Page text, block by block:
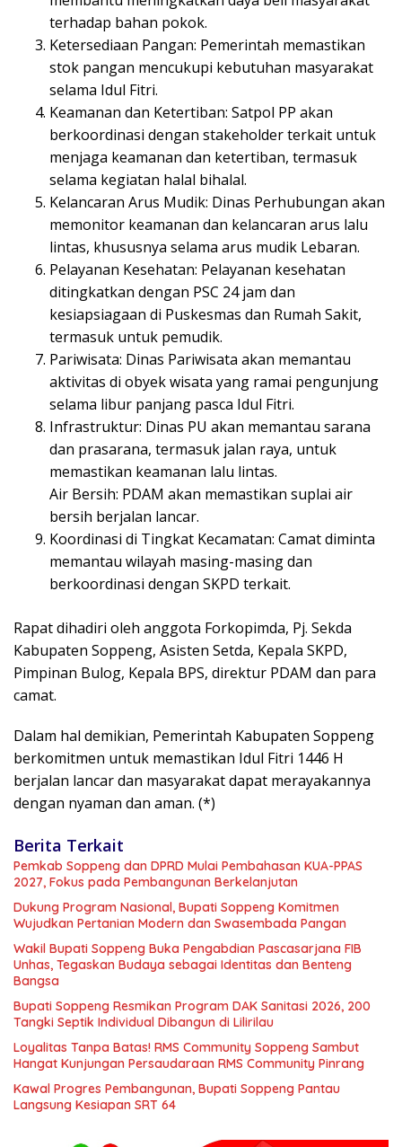
terhadap bahan pokok.
Ketersediaan Pangan: Pemerintah memastikan
stok pangan mencukupi kebutuhan masyarakat
selama Idul Fitri.
Keamanan dan Ketertiban: Satpol PP akan
berkoordinasi dengan stakeholder terkait untuk
menjaga keamanan dan ketertiban, termasuk
selama kegiatan halal bihalal.
Kelancaran Arus Mudik: Dinas Perhubungan akan
memonitor keamanan dan kelancaran arus lalu
lintas, khususnya selama arus mudik Lebaran.
Pelayanan Kesehatan: Pelayanan kesehatan
ditingkatkan dengan PSC 24 jam dan
kesiapsiagaan di Puskesmas dan Rumah Sakit,
termasuk untuk pemudik.
Pariwisata: Dinas Pariwisata akan memantau
aktivitas di obyek wisata yang ramai pengunjung
selama libur panjang pasca Idul Fitri.
Infrastruktur: Dinas PU akan memantau sarana
dan prasarana, termasuk jalan raya, untuk
memastikan keamanan lalu lintas.
Air Bersih: PDAM akan memastikan suplai air
bersih berjalan lancar.
Koordinasi di Tingkat Kecamatan: Camat diminta
memantau wilayah masing-masing dan
berkoordinasi dengan SKPD terkait.
Rapat dihadiri oleh anggota Forkopimda, Pj. Sekda
Kabupaten Soppeng, Asisten Setda, Kepala SKPD,
Pimpinan Bulog, Kepala BPS, direktur PDAM dan para
camat.
Dalam hal demikian, Pemerintah Kabupaten Soppeng
berkomitmen untuk memastikan Idul Fitri 1446 H
berjalan lancar dan masyarakat dapat merayakannya
dengan nyaman dan aman. (*)
Berita Terkait
Pemkab Soppeng dan DPRD Mulai Pembahasan KUA-PPAS
2027, Fokus pada Pembangunan Berkelanjutan
Dukung Program Nasional, Bupati Soppeng Komitmen
Wujudkan Pertanian Modern dan Swasembada Pangan
Wakil Bupati Soppeng Buka Pengabdian Pascasarjana FIB
Unhas, Tegaskan Budaya sebagai Identitas dan Benteng
Bangsa
Bupati Soppeng Resmikan Program DAK Sanitasi 2026, 200
Tangki Septik Individual Dibangun di Lilirilau
Loyalitas Tanpa Batas! RMS Community Soppeng Sambut
Hangat Kunjungan Persaudaraan RMS Community Pinrang
Kawal Progres Pembangunan, Bupati Soppeng Pantau
Langsung Kesiapan SRT 64